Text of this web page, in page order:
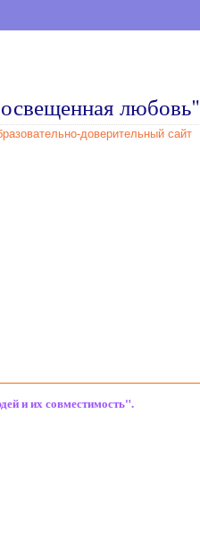
любовь"
доверительный сайт
и их совместимость".